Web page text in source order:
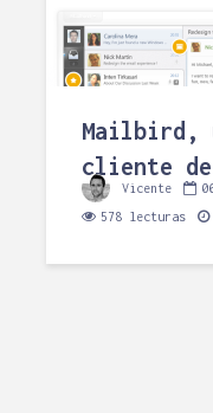
Mailbird,
cliente
Vicente
578 lecturas